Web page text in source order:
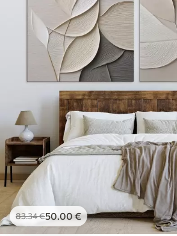
83.34€50.00€